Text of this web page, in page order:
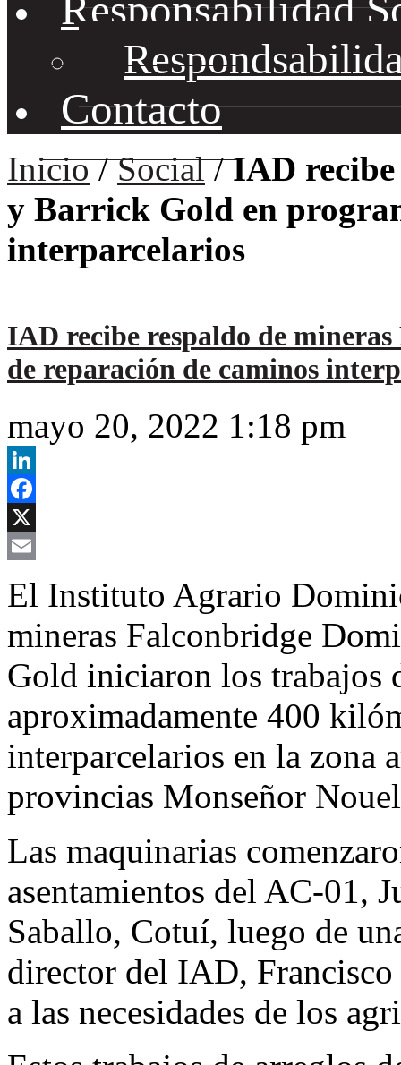
Contacto
Inicio/Social/IAD recibe
y Barrick Gold en
interparcelarios
IAD recibe respaldo de
de reparación de caminos
mayo 20, 2022 1:18 pm
LinkedIn
Facebook
X
El Instituto Agrario
mineras Falconbridge
Gold iniciaron los trabajos
aproximadamente 400
interparcelarios en la zona
provincias Monseñor
Las maquinarias
asentamientos del AC-01,
Saballo, Cotuí, luego de
director del IAD,
a las necesidades de los